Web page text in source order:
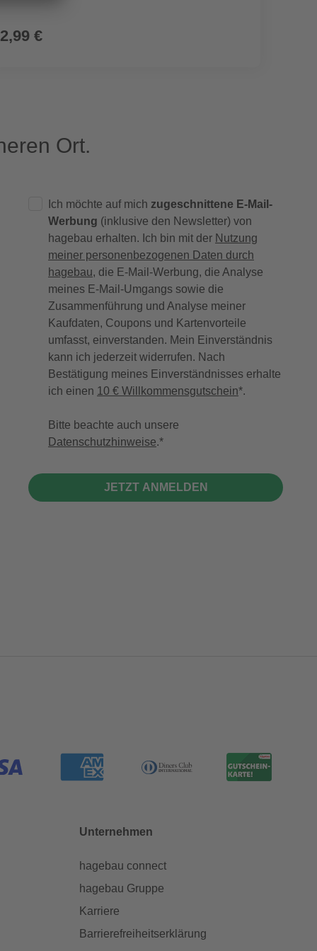
2,99 €
Ort.
Ich möchte auf mich zugeschnittene E-Mail-
Werbung (inklusive den Newsletter) von
hagebau erhalten. Ich bin mit der Nutzung
meiner personenbezogenen Daten durch
hagebau, die E-Mail-Werbung, die Analyse
meines E-Mail-Umgangs sowie die
Zusammenführung und Analyse meiner
Kaufdaten, Coupons und Kartenvorteile
umfasst, einverstanden. Mein Einverständnis
kann ich jederzeit widerrufen. Nach
Bestätigung meines Einverständnisses erhalte
ich einen 10 € Willkommensgutschein*.
Bitte beachte auch unsere
Datenschutzhinweise.
JETZT ANMELDEN
Unternehmen
hagebau connect
hagebau Gruppe
Karriere
Barrierefreiheitserklärung